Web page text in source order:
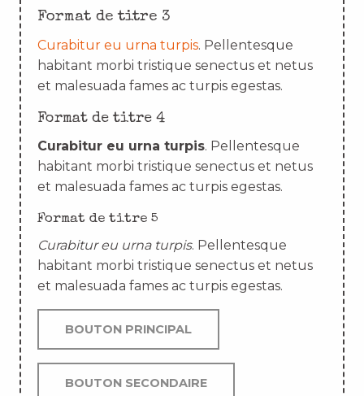
Format de titre 3
Curabitur eu urna turpis. Pellentesque
habitant morbi tristique senectus et netus
et malesuada fames ac turpis egestas.
Format de titre 4
Curabitur eu urna turpis. Pellentesque
habitant morbi tristique senectus et netus
et malesuada fames ac turpis egestas.
Format de titre 5
Curabitur eu urna turpis. Pellentesque
habitant morbi tristique senectus et netus
et malesuada fames ac turpis egestas.
BOUTON PRINCIPAL
BOUTON SECONDAIRE